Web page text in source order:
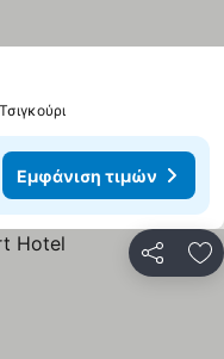
Εμφάνιση τιμών